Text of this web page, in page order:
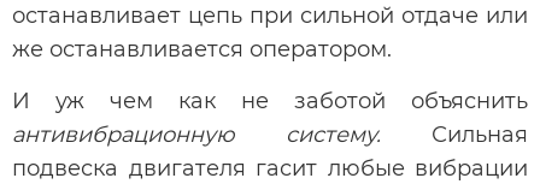
останавливает цепь при сильной отдаче или
же останавливается оператором.
И уж чем как не заботой объяснить
антивибрационную систему. Сильная
подвеска двигателя гасит любые вибрации